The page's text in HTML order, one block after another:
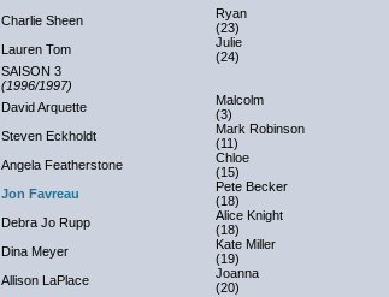
Charlie Sheen
Ryan
(23)
Lauren Tom
Julie
(24)
SAISON 3
(1996/1997)
David Arquette
Malcolm
(3)
Steven Eckholdt
Mark Robinson
(11)
Angela Featherstone
Chloe
(15)
Jon Favreau
Pete Becker
(18)
Debra Jo Rupp
Alice Knight
(18)
Dina Meyer
Kate Miller
(19)
Allison LaPlace
Joanna
(20)